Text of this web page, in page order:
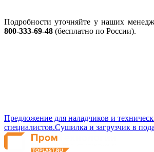
Подробности уточняйте у наших
800-333-69-48 (бесплатно по России).
Предложение для наладчиков и
специалистов.Сушилка и загрузчик в